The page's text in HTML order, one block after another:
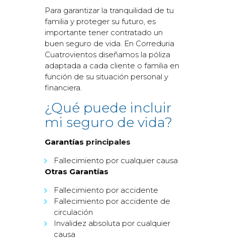
Para garantizar la tranquilidad de tu
familia y proteger su futuro, es
importante tener contratado un
buen seguro de vida. En Correduria
Cuatrovientos diseñamos la póliza
adaptada a cada cliente o familia en
función de su situación personal y
financiera.
¿Qué puede incluir
mi seguro de vida?
Garantías principales
Fallecimiento por cualquier causa
Otras Garantías
Fallecimiento por accidente
Fallecimiento por accidente de
circulación
Invalidez absoluta por cualquier
causa